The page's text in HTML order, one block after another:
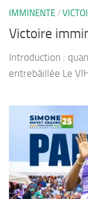
IMMINENTE /
Victoire
Introduction :
entrebâillée Le